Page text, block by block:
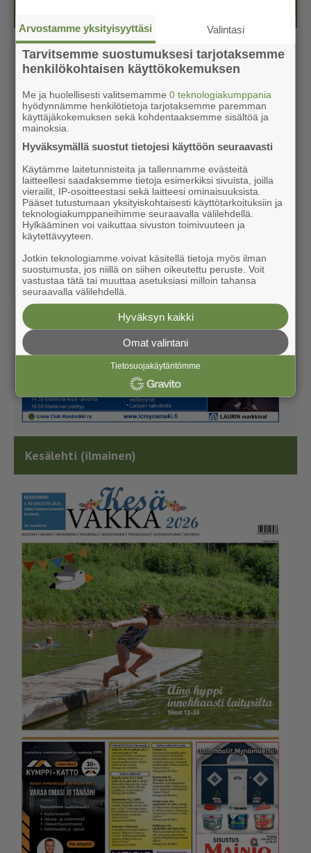
Kesälehti (ilmainen)
Arvostamme yksityisyyttäsi Valintasi
Tarvitsemme suostumuksesi tarjotaksemme
henkilökohtaisen käyttökokemuksen
Me ja huolellisesti valitsemamme0 teknologiakumppania
hyödynnämme henkilötietoja tarjotaksemme paremman
käyttäjäkokemuksen sekä kohdentaaksemme sisältöä ja
mainoksia.
Hyväksymällä suostut tietojesi käyttöön seuraavasti
Käytämme laitetunnisteita ja tallennamme evästeitä
laitteellesi saadaksemme tietoja esimerkiksi sivuista, joilla
vierailit, IP-osoitteestasi sekä laitteesi ominaisuuksista.
Pääset tutustumaan yksityiskohtaisesti käyttötarkoituksiin ja
teknologiakumppaneihimme seuraavalla välilehdellä.
Hylkääminen voi vaikuttaa sivuston toimivuuteen ja
käytettävyyteen.
Jotkin teknologiamme voivat käsitellä tietoja myös ilman
suostumusta, jos niillä on siihen oikeutettu peruste. Voit
vastustaa tätä tai muuttaa asetuksiasi milloin tahansa
seuraavalla välilehdellä.
Hyväksyn kaikki
Omat valintani
Tietosuojakäytäntömme